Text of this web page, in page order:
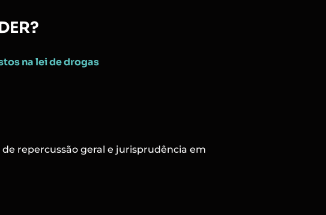
na lei de drogas
repercussão geral e jurisprudência em